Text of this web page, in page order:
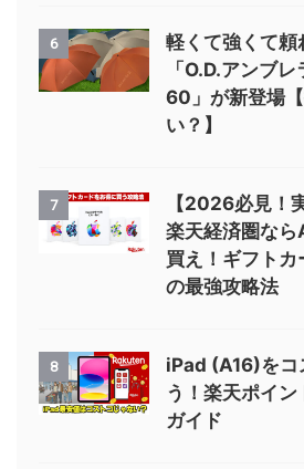
6
軽くて強くて頼
「O.D.アンブ
60」が新登場
い？】
7
【2026必見！
楽天経済圏な
買え！ギフト
の最強攻略法
8
iPad (A16)をコ
う！楽天ポイ
ガイド